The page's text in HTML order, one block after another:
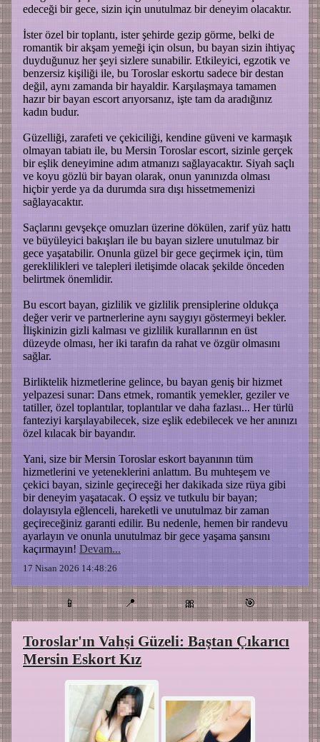
edeceği bir gece, sizin için unutulmaz bir deneyim olacaktır.
İster özel bir toplantı, ister şehirde gezip görme, belki de
romantik bir akşam yemeği için olsun, bu bayan sizin ihtiyaç
duyduğunuz her şeyi sizlere sunabilir. Etkileyici, egzotik ve
benzersiz kişiliği ile, bu Toroslar eskortu sadece bir destan
değil, aynı zamanda bir hayaldir. Karşılaşmaya tamamen
hazır bir bayan escort arıyorsanız, işte tam da aradığınız
kadın budur.
Güzelliği, zarafeti ve çekiciliği, kendine güveni ve karmaşık
olmayan tabiatı ile, bu Mersin Toroslar escort, sizinle gerçek
bir eşlik deneyimine adım atmanızı sağlayacaktır. Siyah saçlı
ve koyu gözlü bir bayan olarak, onun yanınızda olması
hiçbir yerde ya da durumda sıra dışı hissetmemenizi
sağlayacaktır.
Saçlarını gevşekçe omuzları üzerine dökülen, zarif yüz hattı
ve büyüleyici bakışları ile bu bayan sizlere unutulmaz bir
gece yaşatabilir. Onunla güzel bir gece geçirmek için, tüm
gereklilikleri ve talepleri iletişimde olacak şekilde önceden
belirtmek önemlidir.
Bu escort bayan, gizlilik ve gizlilik prensiplerine oldukça
değer verir ve partnerlerine aynı saygıyı göstermeyi bekler.
İlişkinizin gizli kalması ve gizlilik kurallarının en üst
düzeyde olması, her iki tarafın da rahat ve özgür olmasını
sağlar.
Birliktelik hizmetlerine gelince, bu bayan geniş bir hizmet
yelpazesi sunar: Dans etmek, romantik yemekler, geziler ve
tatiller, özel toplantılar, toplantılar ve daha fazlası... Her türlü
fanteziyi karşılayabilecek, size eşlik edebilecek ve her anınızı
özel kılacak bir bayandır.
Yani, size bir Mersin Toroslar eskort bayanının tüm
hizmetlerini ve yeteneklerini anlattım. Bu muhteşem ve
çekici bayan, sizinle geçireceği her dakikada size rüya gibi
bir deneyim yaşatacak. O eşsiz ve tutkulu bir bayan;
dolayısıyla eğlenceli, hareketli ve unutulmaz bir zaman
geçireceğiniz garanti edilir. Bu nedenle, hemen bir randevu
ayarlayın ve onunla unutulmaz bir gece yaşama şansını
kaçırmayın! Devam...
17 Nisan 2026 14:48:26
📱 📍 🎀 🎯
Toroslar'ın Vahşi Güzeli: Baştan Çıkarıcı
Mersin Eskort Kız